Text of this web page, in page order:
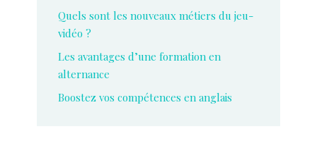
Quels sont les nouveaux métiers du jeu-
vidéo ?
Les avantages d’une formation en
alternance
Boostez vos compétences en anglais